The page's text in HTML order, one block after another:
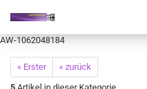
AW-1062048184
« Erster
« zurück